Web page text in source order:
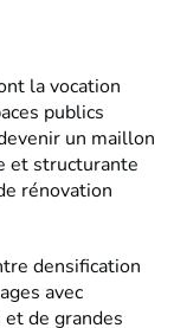
la vocation
publics
un maillon
et structurante
rénovation
densification
avec
de grandes